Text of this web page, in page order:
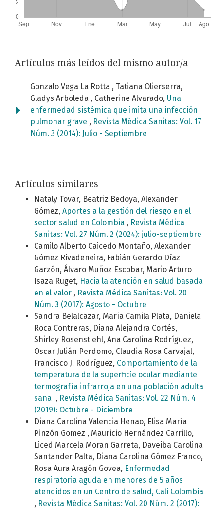
Artículos más leídos del mismo autor/a
Gonzalo Vega La Rotta , Tatiana Olierserra,
Gladys Arboleda , Catherine Alvarado, Una
enfermedad sistémica que imita una infección
pulmonar grave , Revista Médica Sanitas: Vol. 17
Núm. 3 (2014): Julio - Septiembre
Artículos similares
Nataly Tovar, Beatriz Bedoya, Alexander
Gómez, Aportes a la gestión del riesgo en el
sector salud en Colombia , Revista Médica
Sanitas: Vol. 27 Núm. 2 (2024): julio-septiembre
Camilo Alberto Caicedo Montaño, Alexander
Gómez Rivadeneira, Fabián Gerardo Díaz
Garzón, Álvaro Muñoz Escobar, Mario Arturo
Isaza Ruget, Hacia la atención en salud basada
en el valor , Revista Médica Sanitas: Vol. 20
Núm. 3 (2017): Agosto - Octubre
Sandra Belalcázar, María Camila Plata, Daniela
Roca Contreras, Diana Alejandra Cortés,
Shirley Rosenstiehl, Ana Carolina Rodríguez,
Oscar Julián Perdomo, Claudia Rosa Carvajal,
Francisco J. Rodríguez, Comportamiento de la
temperatura de la superficie ocular mediante
termografía infrarroja en una población adulta
sana , Revista Médica Sanitas: Vol. 22 Núm. 4
(2019): Octubre - Diciembre
Diana Carolina Valencia Henao, Elisa María
Pinzón Gomez , Mauricio Hernández Carrillo,
Liced Marcela Moran Garreta, Daveiba Carolina
Santander Palta, Diana Carolina Gómez Franco,
Rosa Aura Aragón Govea, Enfermedad
respiratoria aguda en menores de 5 años
atendidos en un Centro de salud, Cali Colombia
, Revista Médica Sanitas: Vol. 20 Núm. 2 (2017):